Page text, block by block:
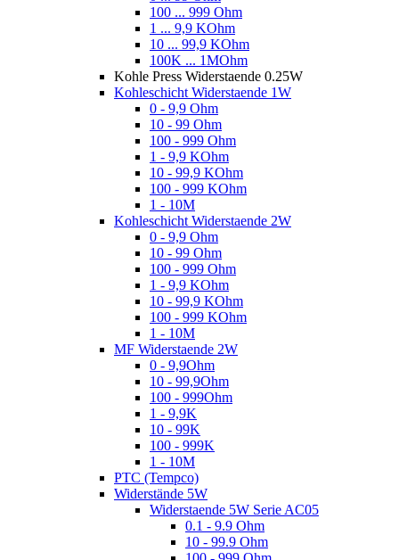
100 ... 999 Ohm
1 ... 9,9 KOhm
10 ... 99,9 KOhm
100K ... 1MOhm
Kohle Press Widerstaende 0.25W
Kohleschicht Widerstaende 1W
0 - 9,9 Ohm
10 - 99 Ohm
100 - 999 Ohm
1 - 9,9 KOhm
10 - 99,9 KOhm
100 - 999 KOhm
1 - 10M
Kohleschicht Widerstaende 2W
0 - 9,9 Ohm
10 - 99 Ohm
100 - 999 Ohm
1 - 9,9 KOhm
10 - 99,9 KOhm
100 - 999 KOhm
1 - 10M
MF Widerstaende 2W
0 - 9,9Ohm
10 - 99,9Ohm
100 - 999Ohm
1 - 9,9K
10 - 99K
100 - 999K
1 - 10M
PTC (Tempco)
Widerstände 5W
Widerstaende 5W Serie AC05
0.1 - 9.9 Ohm
10 - 99.9 Ohm